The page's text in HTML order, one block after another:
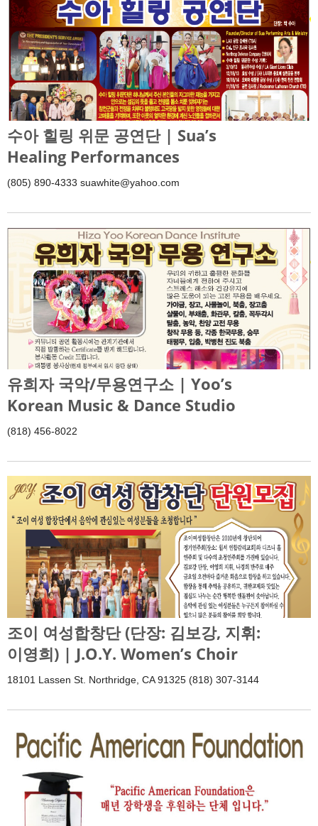
수아 힐링 위문 공연단 | Sua’s
Healing Performances
(805) 890-4333 suawhite@yahoo.com
유희자 국악/무용연구소 | Yoo’s
Korean Music & Dance Studio
(818) 456-8022
조이 여성합창단 (단장: 김보강, 지휘:
이영희) | J.O.Y. Women’s Choir
18101 Lassen St. Northridge, CA 91325 (818) 307-3144